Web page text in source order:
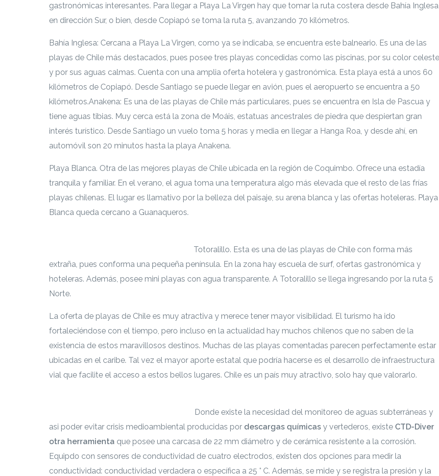
gastronómicas interesantes. Para llegar a Playa La Virgen hay que tomar la ruta costera desde Bahía Inglesa
en dirección Sur, o bien, desde Copiapó se toma la ruta 5, avanzando 70 kilómetros.
Bahía Inglesa: Cercana a Playa La Virgen, como ya se indicaba, se encuentra este balneario. Es una de las
playas de Chile más destacados, pues posee tres playas concedidas como las piscinas, por su color celeste
y por sus aguas calmas. Cuenta con una amplia oferta hotelera y gastronómica. Esta playa está a unos 60
kilómetros de Copiapó. Desde Santiago se puede llegar en avión, pues el aeropuerto se encuentra a 50
kilómetros.Anakena: Es una de las playas de Chile más particulares, pues se encuentra en Isla de Pascua y
tiene aguas tibias. Muy cerca está la zona de Moáis, estatuas ancestrales de piedra que despiertan gran
interés turístico. Desde Santiago un vuelo toma 5 horas y media en llegar a Hanga Roa, y desde ahí, en
automóvil son 20 minutos hasta la playa Anakena.
Playa Blanca. Otra de las mejores playas de Chile ubicada en la región de Coquimbo. Ofrece una estadía
tranquila y familiar. En el verano, el agua toma una temperatura algo más elevada que el resto de las frías
playas chilenas. El lugar es llamativo por la belleza del paisaje, su arena blanca y las ofertas hoteleras. Playa
Blanca queda cercano a Guanaqueros.
Totoralillo. Esta es una de las playas de Chile con forma más
extraña, pues conforma una pequeña península. En la zona hay escuela de surf, ofertas gastronómica y
hoteleras. Además, posee mini playas con agua transparente. A Totoralillo se llega ingresando por la ruta 5
Norte.
La oferta de playas de Chile es muy atractiva y merece tener mayor visibilidad. El turismo ha ido
fortaleciéndose con el tiempo, pero incluso en la actualidad hay muchos chilenos que no saben de la
existencia de estos maravillosos destinos. Muchas de las playas comentadas parecen perfectamente estar
ubicadas en el caribe. Tal vez el mayor aporte estatal que podría hacerse es el desarrollo de infraestructura
vial que facilite el acceso a estos bellos lugares. Chile es un país muy atractivo, solo hay que valorarlo.
Donde existe la necesidad del monitoreo de aguas subterráneas y
asi poder evitar crisis medioambiental producidas por descargas químicas y vertederos, existe CTD-Diver
otra herramienta que posee una carcasa de 22 mm diámetro y de cerámica resistente a la corrosión.
Equipdo con sensores de conductividad de cuatro electrodos, existen dos opciones para medir la
conductividad: conductividad verdadera o específica a 25 ° C. Además, se mide y se registra la presión y la